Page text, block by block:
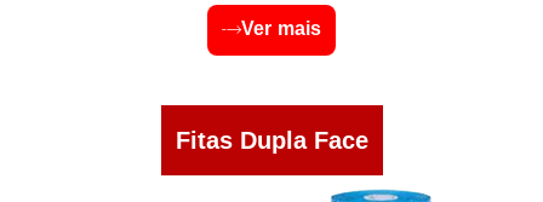
Ver mais
Fitas Dupla Face